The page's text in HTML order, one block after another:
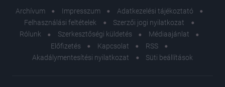
Archívum Impresszum
Adatkezelési tájékoztató
Felhasználási feltételek
Szerzői jogi nyilatkozat
Rólunk
Szerkesztőségi küldetés
Médiaajánlat
Előfizetés
Kapcsolat
RSS
Akadálymentesítési nyilatkozat
Süti beállítások